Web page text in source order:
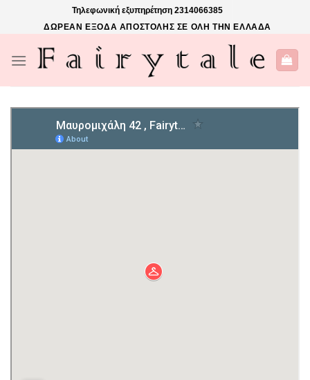
Τηλεφωνική εξυπηρέτηση 2314066385
ΔΩΡΕΑΝ ΕΞΟΔΑ ΑΠΟΣΤΟΛΗΣ ΣΕ ΟΛΗ ΤΗΝ ΕΛΛΑΔΑ